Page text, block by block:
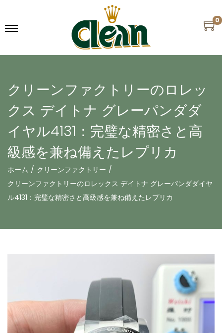
0
クリーンファクトリーのロレッ
クス デイトナ グレーパンダダ
イヤル4131：完璧な精密さと高
級感を兼ね備えたレプリカ
ホーム / クリーンファクトリー /
クリーンファクトリーのロレックス デイトナ グレーパンダダイヤ
ル4131：完璧な精密さと高級感を兼ね備えたレプリカ